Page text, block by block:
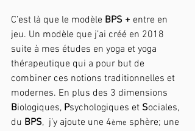
C’est là que le modèle BPS + entre en
jeu. Un modèle que j’ai créé en 2018
suite à mes études en yoga et yoga
thérapeutique qui a pour but de
combiner ces notions traditionnelles et
modernes. En plus des 3 dimensions
Biologiques, Psychologiques et Sociales,
du BPS,  j’y ajoute une 4ème sphère; une